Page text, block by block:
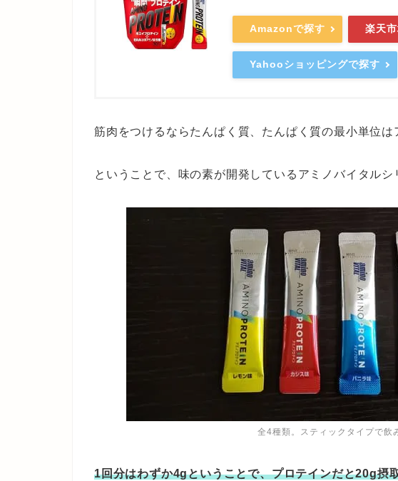
Amazonで探す 楽天
Yahooショッピングで探す
筋肉をつけるならたんぱく質、たんぱく質の最小単位は
ということで、味の素が開発しているアミノバイタルシ
全4種類。スティックタイプで飲
1回分はわずか4gということで、プロテインだと20g摂